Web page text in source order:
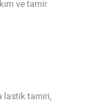
ve tamir
lastik tamiri,